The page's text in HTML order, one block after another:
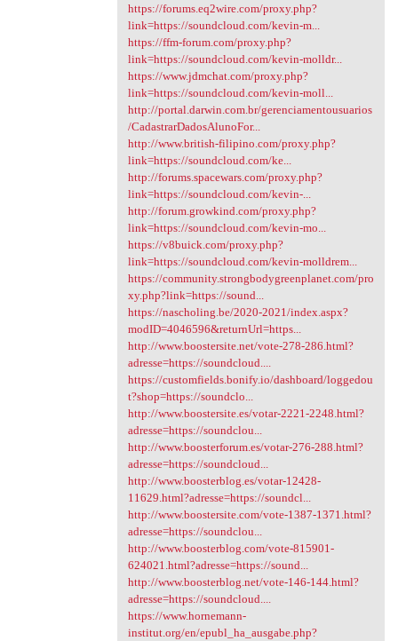
https://forums.eq2wire.com/proxy.php?
link=https://soundcloud.com/kevin-m...
https://ffm-forum.com/proxy.php?
link=https://soundcloud.com/kevin-molldr...
https://www.jdmchat.com/proxy.php?
link=https://soundcloud.com/kevin-moll...
http://portal.darwin.com.br/gerenciamentousuarios
/CadastrarDadosAlunoFor...
http://www.british-filipino.com/proxy.php?
link=https://soundcloud.com/ke...
http://forums.spacewars.com/proxy.php?
link=https://soundcloud.com/kevin-...
http://forum.growkind.com/proxy.php?
link=https://soundcloud.com/kevin-mo...
https://v8buick.com/proxy.php?
link=https://soundcloud.com/kevin-molldrem...
https://community.strongbodygreenplanet.com/pro
xy.php?link=https://sound...
https://nascholing.be/2020-2021/index.aspx?
modID=4046596&returnUrl=https...
http://www.boostersite.net/vote-278-286.html?
adresse=https://soundcloud....
https://customfields.bonify.io/dashboard/loggedou
t?shop=https://soundclo...
http://www.boostersite.es/votar-2221-2248.html?
adresse=https://soundclou...
http://www.boosterforum.es/votar-276-288.html?
adresse=https://soundcloud...
http://www.boosterblog.es/votar-12428-
11629.html?adresse=https://soundcl...
http://www.boostersite.com/vote-1387-1371.html?
adresse=https://soundclou...
http://www.boosterblog.com/vote-815901-
624021.html?adresse=https://sound...
http://www.boosterblog.net/vote-146-144.html?
adresse=https://soundcloud....
https://www.hornemann-
institut.org/en/epubl_ha_ausgabe.php?